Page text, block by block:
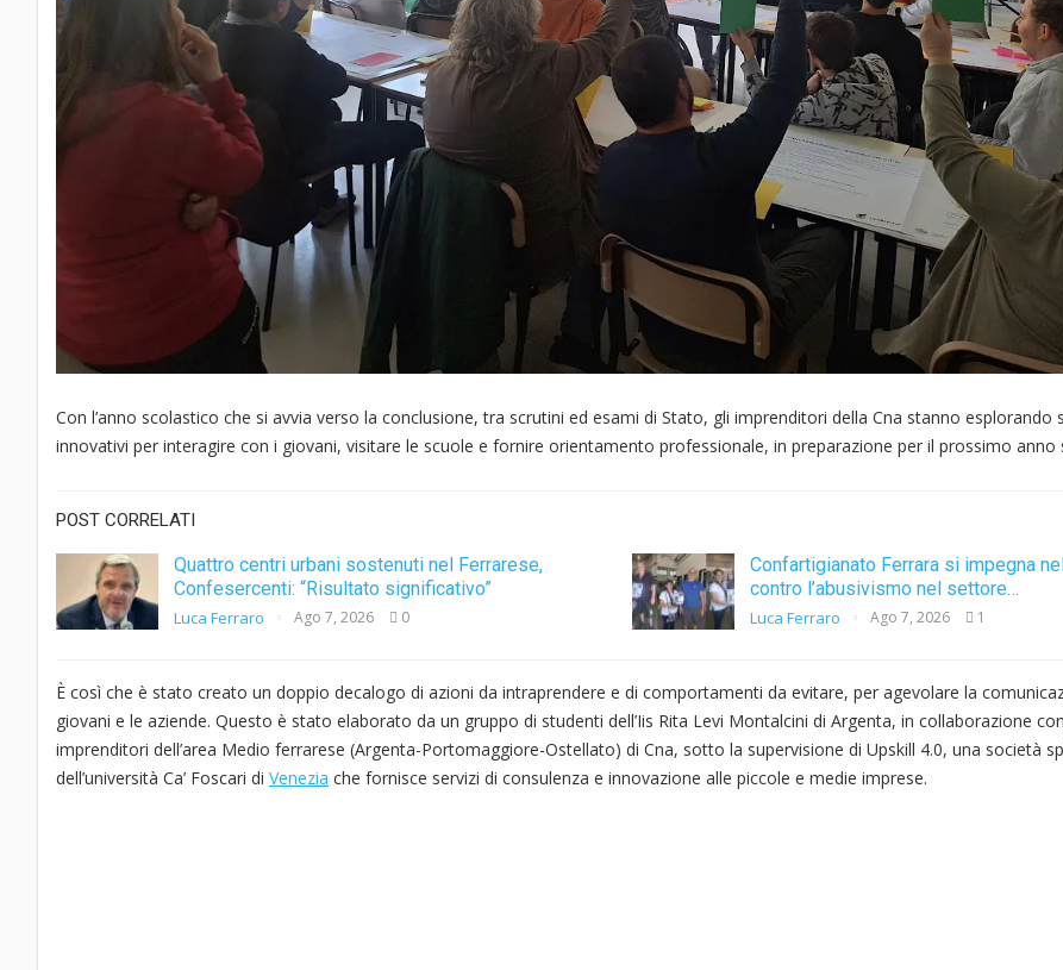
Con l’anno scolastico che si avvia verso la conclusione, tra scrutini ed esami di Stato, gli imprenditori della Cna stanno esplorando
innovativi per interagire con i giovani, visitare le scuole e fornire orientamento professionale, in preparazione per il prossimo anno
POST CORRELATI
Quattro centri urbani sostenuti nel Ferrarese,
Confesercenti: “Risultato significativo”
Luca Ferraro Ago 7, 2026 0
Confartigianato Ferrara si impegna
contro l’abusivismo nel settore…
Luca Ferraro Ago 7, 2026 1
È così che è stato creato un doppio decalogo di azioni da intraprendere e di comportamenti da evitare, per agevolare la
giovani e le aziende. Questo è stato elaborato da un gruppo di studenti dell’Iis Rita Levi Montalcini di Argenta, in collaborazione
imprenditori dell’area Medio ferrarese (Argenta-Portomaggiore-Ostellato) di Cna, sotto la supervisione di Upskill 4.0, una società
dell’università Ca’ Foscari di Venezia che fornisce servizi di consulenza e innovazione alle piccole e medie imprese.